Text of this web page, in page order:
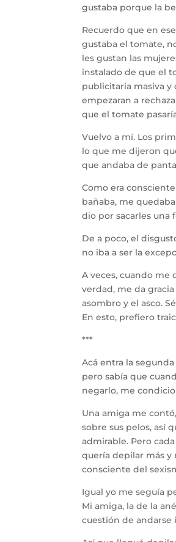
gustaba porque la
Recuerdo que en
gustaba el tomate,
les gustan las
instalado de que el
publicitaria masiva y
empezaran a
que el tomate
Vuelvo a mí. Los
lo que me dijeron
que andaba de
Como era
bañaba, me
dio por sacarles una
De a poco, el
no iba a ser la
A veces, cuando me
verdad, me da
asombro y el asco.
En esto, prefiero
***
Acá entra la
pero sabía que
negarlo, me
Una amiga me
sobre sus pelos, así
admirable. Pero
quería depilar más y
consciente del
Igual yo me seguía
Mi amiga, la de la
cuestión de andarse